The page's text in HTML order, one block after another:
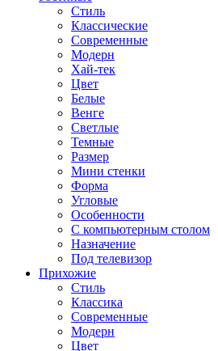
Стиль
Классические
Современные
Модерн
Хай-тек
Цвет
Белые
Венге
Светлые
Темные
Размер
Мини стенки
Форма
Угловые
Особенности
С компьютерным столом
Назначение
Под телевизор
Прихожие
Стиль
Классика
Современные
Модерн
Цвет